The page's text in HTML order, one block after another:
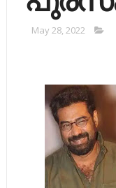
May 28, 2022